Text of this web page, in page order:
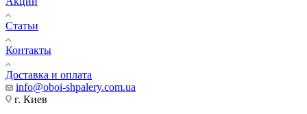
Статьи
Контакты
Доставка и оплата
info@oboi-shpalery.com.ua
г. Киев